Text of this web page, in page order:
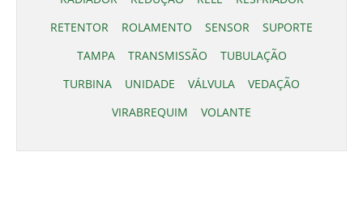
RETENTOR
ROLAMENTO SENSOR
SUPORTE
TAMPA
TRANSMISSÃO
TUBULAÇÃO
TURBINA
UNIDADE VÁLVULA
VEDAÇÃO
VIRABREQUIM
VOLANTE